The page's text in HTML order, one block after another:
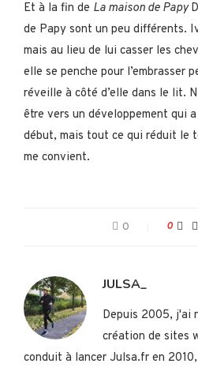
Et à la fin de La maison de Papy
de Papy sont un peu différents.
mais au lieu de lui casser les
elle se penche pour l’embrasser
réveille à côté d’elle dans le lit.
être vers un développement qui
début, mais tout ce qui réduit le
me convient.
0 0
JULSA_
Depuis 2005, j'ai
création de sites
conduit à lancer Julsa.fr en